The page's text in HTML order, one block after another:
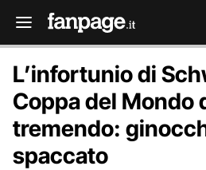
L’infortunio di
Coppa del Mondo
tremendo:
spaccato